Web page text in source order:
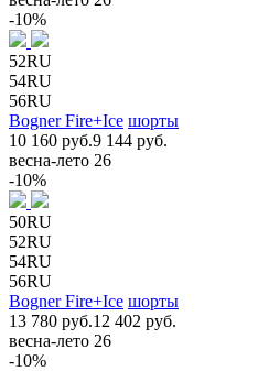
-10%
52RU
54RU
56RU
Bogner Fire+Ice шорты
10 160 руб.9 144 руб.
весна-лето 26
-10%
50RU
52RU
54RU
56RU
Bogner Fire+Ice шорты
13 780 руб.12 402 руб.
весна-лето 26
-10%